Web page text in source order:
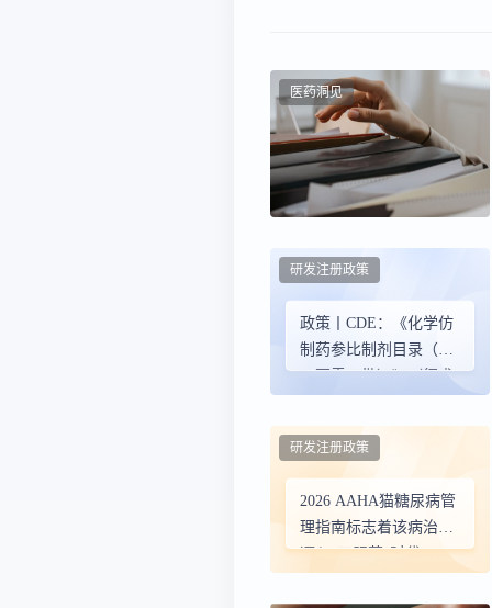
医药洞见
政策丨CDE：《化学仿
制药参比制剂目录（第
一百零八批）》（征求
研发注册政策
2026 AAHA猫糖尿病管
理指南标志着该病治疗
迈入“口服药”时代
研发注册政策